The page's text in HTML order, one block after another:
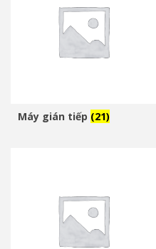
Máy gián tiếp (21)